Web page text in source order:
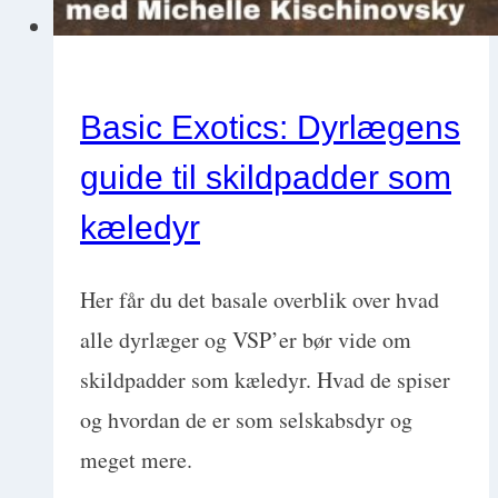
Basic Exotics: Dyrlægens
guide til skildpadder som
kæledyr
Her får du det basale overblik over hvad
alle dyrlæger og VSP’er bør vide om
skildpadder som kæledyr. Hvad de spiser
og hvordan de er som selskabsdyr og
meget mere.